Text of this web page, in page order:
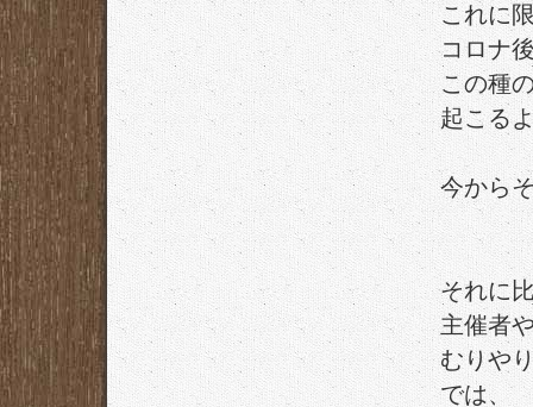
これに
コロナ
この種
起こる
今から
それに
主催者
むりや
では、